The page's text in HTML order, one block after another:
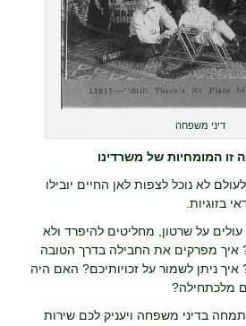
דיני משפחה
זו המומחיות של משרדינו
לא נוכל לצפות לאן החיים יובילו
בזוגיות.
על שרטון, מחליטים להיפרד ולא
איך מפרקים את החבילה בדרך הטובה
איך ניתן לשמור על זכויותיכם? האם היה
מלכתחילה?
בדיני משפחה ויעניק לכם שירות